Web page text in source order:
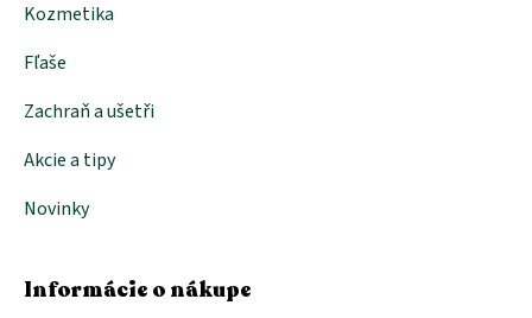
Kozmetika
Fľaše
Zachraň a ušetři
Akcie a tipy
Novinky
Informácie o nákupe